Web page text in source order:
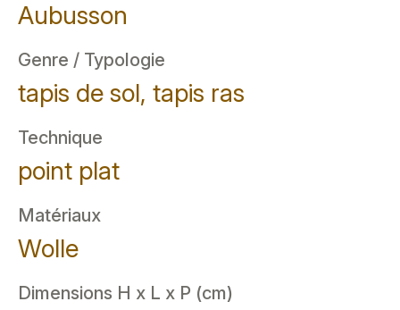
Aubusson
Genre / Typologie
tapis de sol, tapis ras
Technique
point plat
Matériaux
Wolle
Dimensions H x L x P (cm)